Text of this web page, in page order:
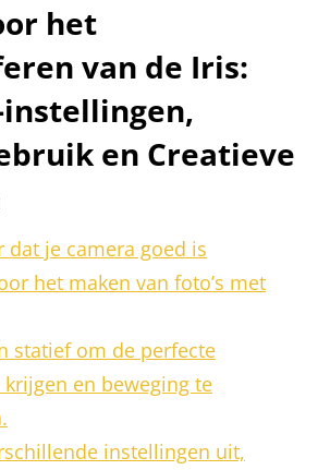
het
van de Iris:
en Creatieve
dat je camera goed is
het maken van foto’s met
statief om de perfecte
en beweging te
instellingen uit,